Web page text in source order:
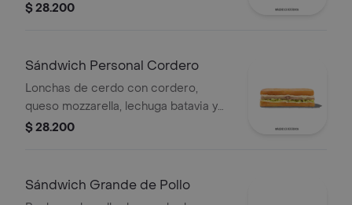
Batavia, tomate, pepinillos, salsa BBQ
$ 28.200
Sándwich Personal Cordero
Lonchas de cerdo con cordero,
queso mozzarella, lechuga batavia y
salsa Qbano
$ 28.200
Sándwich Grande de Pollo